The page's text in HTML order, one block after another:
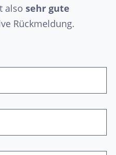
also sehr gute
Rückmeldung.